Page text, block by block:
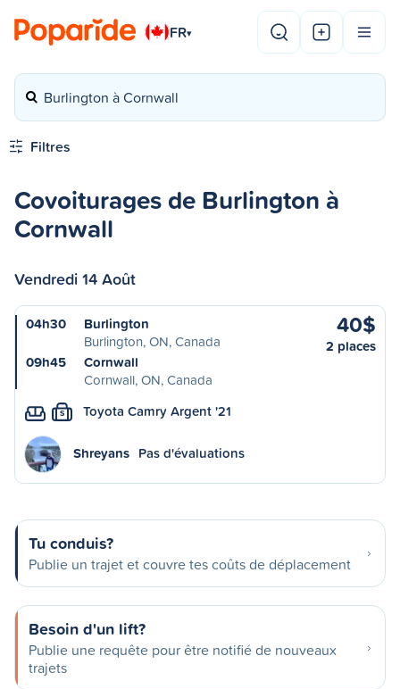
FR▾
Burlington à Cornwall
Filtres
Covoiturages de Burlington à
Cornwall
Vendredi 14 Août
04h30
Burlington
Burlington, ON, Canada
09h45
Cornwall
Cornwall, ON, Canada
40$
2 places
S Toyota Camry Argent '21
Shreyans Pas d'évaluations
Tu conduis?
Publie un trajet et couvre tes coûts de déplacement
Besoin d'un lift?
Publie une requête pour être notifié de nouveaux
trajets